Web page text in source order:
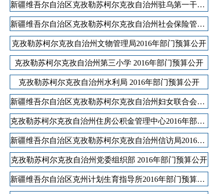
新疆维吾尔自治区克孜勒苏柯尔克孜自治州驻乌第一干休所2016年部门预算公开
新疆维吾尔自治区克孜勒苏柯尔克孜自治州社会保险管理局2016年部门预算公开
克孜勒苏柯尔克孜自治州文物管理局2016年部门预算公开
克孜勒苏柯尔克孜自治州第三小学 2016年部门预算公开
克孜勒苏柯尔克孜自治州水利局 2016年部门预算公开
新疆维吾尔自治区克孜勒苏柯尔克孜自治州妇女联合会2016年部门预算公开
克孜勒苏柯尔克孜自治州住房公积金管理中心2016年部门预算公开
新疆维吾尔自治区克孜勒苏柯尔克孜自治州信访局2016年部门预算公开
克孜勒苏柯尔克孜自治州党委组织部 2016年部门预算公开
新疆维吾尔自治区克州计划生育指导所2016年部门预算公开